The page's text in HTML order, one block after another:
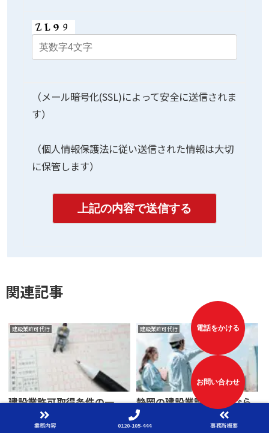
電話をかける
お問い合わせ
（メール暗号化(SSL)によって安全に送信されま
す）
（個人情報保護法に従い送信された情報は大切
に保管します）
関連記事
建設業許可代行
建設業許可取得条件の一
つ、「社会保険」の加入に
ついて
建設業許可代行
静岡の建設業許可申請なら
官公庁の書類に精通した「元公務
員」が率いる「行政書士」事務所
業務内容 0120-105-444 事務所概要